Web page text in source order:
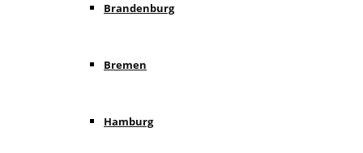
Brandenburg
Bremen
Hamburg